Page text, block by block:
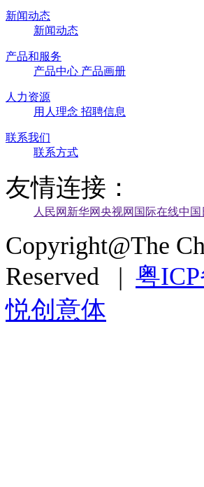
新闻动态
新闻动态
产品和服务
产品中心 产品画册
人力资源
用人理念 招聘信息
联系我们
联系方式
友情连接：
人民网 新华网央视网 国际在线中国
Copyright@The
Reserved | 粤
悦创意体